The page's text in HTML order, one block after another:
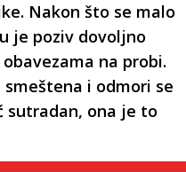
Nakon što se malo
je poziv dovoljno
na probi.
i odmori se
sutradan, ona je to